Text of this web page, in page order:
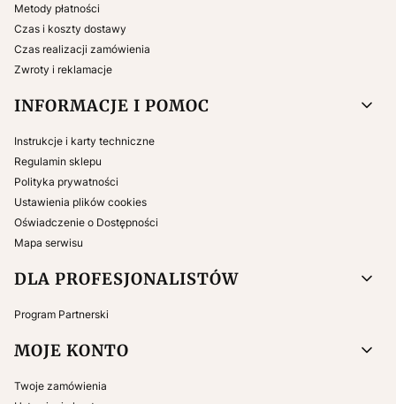
Metody płatności
Czas i koszty dostawy
Czas realizacji zamówienia
Zwroty i reklamacje
INFORMACJE I POMOC
Instrukcje i karty techniczne
Regulamin sklepu
Polityka prywatności
Ustawienia plików cookies
Oświadczenie o Dostępności
Mapa serwisu
DLA PROFESJONALISTÓW
Program Partnerski
MOJE KONTO
Twoje zamówienia